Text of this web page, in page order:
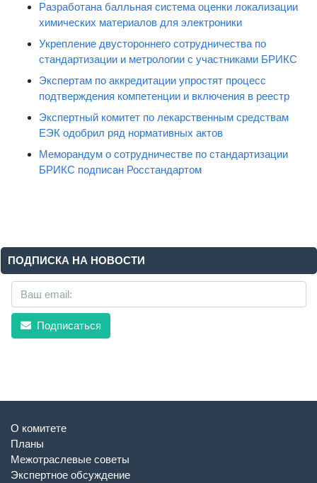
Разработана балльная система оценки локализации
химических материалов для электроники
Укрепление двустороннего сотрудничества по
стандартизации и метрологии с участниками БРИКС
Экспертам по аккредитации упростят процесс
подтверждения компетенции и включения в реестр
Экспертный комитет по лекарственным средствам
ЕЭК одобрил ряд нормативных актов
Меморандум о сотрудничестве по стандартизации
БРИКС подписан Росстандартом
ПОДПИСКА НА НОВОСТИ
Подписаться
О комитете
Планы
Межотраслевые советы
Экспертное обсуждение